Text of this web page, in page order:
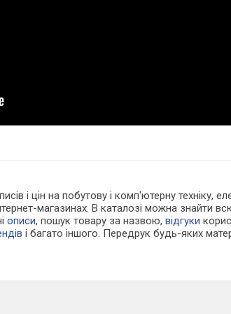
і цін на побутову і комп'ютерну
магазинах. В каталозі можна знайти
описи, пошук товару за назвою,відгуки
і багато іншого. Передрук будь-яких